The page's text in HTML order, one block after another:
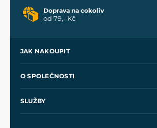
Doprava na cokoliv
od 79,- Kč
JAK NAKOUPIT
Velkoobchod
O SPOLEČNOSTI
SLUŽBY